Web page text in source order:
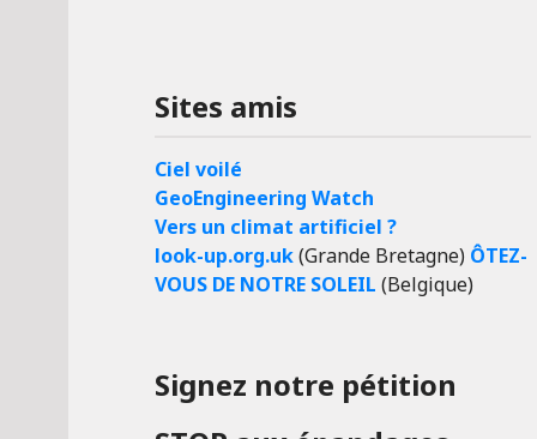
Sites amis
Ciel voilé
GeoEngineering Watch
Vers un climat artificiel ?
look-up.org.uk(Grande Bretagne) ÔTEZ-
VOUS DE NOTRE SOLEIL (Belgique)
Signez notre pétition